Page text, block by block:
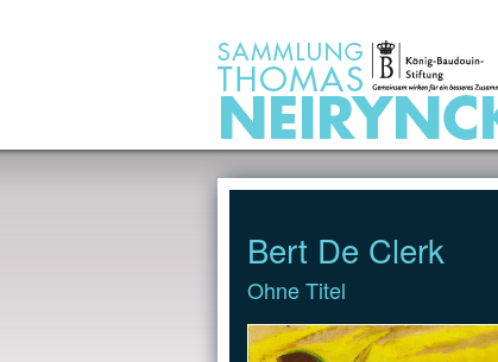
Bert De Clerk
Ohne Titel